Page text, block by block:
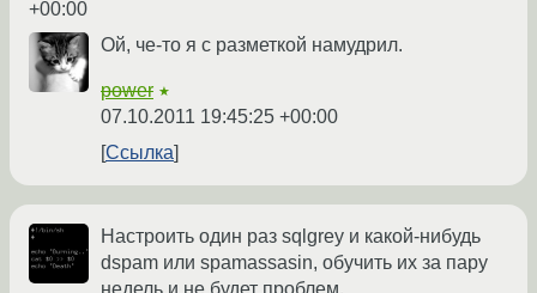
+00:00
Ой, че-то я с разметкой намудрил.
power ★
07.10.2011 19:45:25 +00:00
Ссылка
Настроить один раз sqlgrey и какой-нибудь
dspam или spamassasin, обучить их за пару